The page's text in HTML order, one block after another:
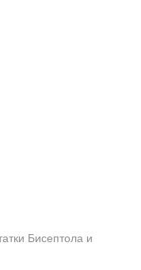
Бисептола и